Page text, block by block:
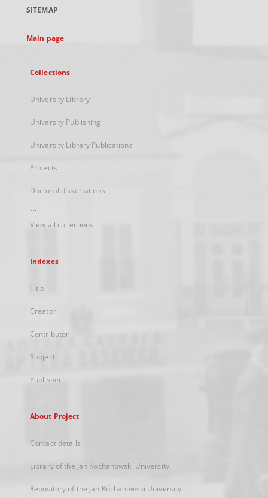
new
SITEMAP
Main page
Collections
University Library
University Publishing
University Library Publications
Projects
Doctoral dissertations
...
View all collections
Indexes
Title
Creator
Contributor
Subject
Publisher
About Project
Contact details
Library of the Jan Kochanowski University
Repository of the Jan Kochanowski University